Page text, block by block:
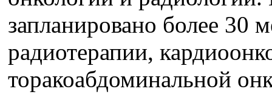
запланировано более 30
радиотерапии,
торакоабдоминальной